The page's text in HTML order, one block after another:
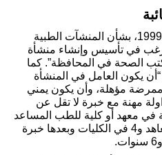
ويشترط القانون رقم 60 لسنة 1999، بشأن المنشآت الطبية
في تأسيس وإنشاء منشأة
الصحة في المحافظة”. كما
“أن يكون العامل في المنشأة
ممرضة مؤهلة، وأن يكون يمني
مهنة مع خبرة لا تقل عن
في معهد أو كلية للطب المساعد
والتمريض بين 3 سنوات في المعاهد و4 في الكليات وبعدها خبرة